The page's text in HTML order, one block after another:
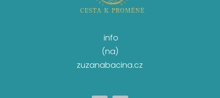
info
(na)
zuzanabacina.cz